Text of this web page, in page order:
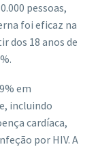
pessoas,
foi eficaz na
dos 18 anos de
em
incluindo
cardíaca,
por HIV. A